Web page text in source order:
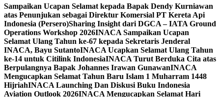
Sampaikan Ucapan Selamat kepada Bapak Dendy Kurniawan
atas Penunjukan sebagai Direktur Komersial PT Kereta Api
Indonesia (Persero)Sharing Insight dari DGCA – IATA Ground
Operations Workshop 2026INACA Sampaikan Ucapan
Selamat Ulang Tahun ke-67 kepada Sekretaris Jenderal
INACA, Bayu SutantoINACA Ucapkan Selamat Ulang Tahun
ke-14 untuk Citilink IndonesiaINACA Turut Berduka Cita atas
Berpulangnya Bapak Johannes Irawan GunawanINACA
Mengucapkan Selamat Tahun Baru Islam 1 Muharram 1448
HijriahINACA Launching Dan Diskusi Buku Indonesia
Aviation Outlook 2026INACA Mengucapkan Selamat Hari